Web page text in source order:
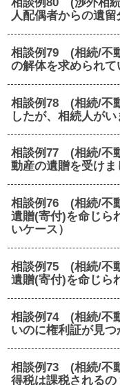
人配偶者からの遺
相談例79 (相続/不
の解体を求められて
相談例78 (相続/不
したが、相続人がい
相談例77 (相続/不
動産の遺贈を受けま
相談例76 (相続/不
遺贈(寄付)を命じら
いケース）
相談例75 (相続/不
遺贈(寄付)を命じら
相談例74 (相続/不
いのに権利証が見
相談例73 (相続/不
得税は課税されるの